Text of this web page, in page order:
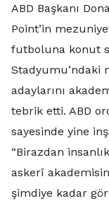
ABD Başkanı
Point’in
futboluna konut
Stadyumu’ndaki
adaylarını
tebrik etti. ABD
sayesinde yine
“Birazdan
askerî
şimdiye kadar